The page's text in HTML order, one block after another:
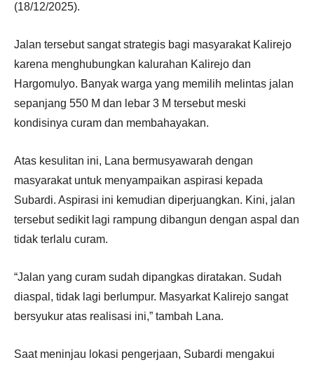
(18/12/2025).
Jalan tersebut sangat strategis bagi masyarakat Kalirejo
karena menghubungkan kalurahan Kalirejo dan
Hargomulyo. Banyak warga yang memilih melintas jalan
sepanjang 550 M dan lebar 3 M tersebut meski
kondisinya curam dan membahayakan.
Atas kesulitan ini, Lana bermusyawarah dengan
masyarakat untuk menyampaikan aspirasi kepada
Subardi. Aspirasi ini kemudian diperjuangkan. Kini, jalan
tersebut sedikit lagi rampung dibangun dengan aspal dan
tidak terlalu curam.
“Jalan yang curam sudah dipangkas diratakan. Sudah
diaspal, tidak lagi berlumpur. Masyarkat Kalirejo sangat
bersyukur atas realisasi ini,” tambah Lana.
Saat meninjau lokasi pengerjaan, Subardi mengakui